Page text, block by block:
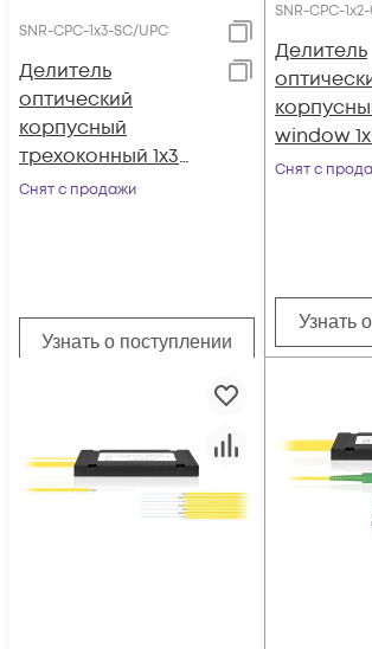
SNR-CPC-1x3-SC/UPC
Делитель
оптический
корпусный
трехоконный 1х3
SC/UPC
Снят с продажи
Узнать о поступлении
SNR-CPC-
Делитель
window
SC/APC
Снят с
Узнать